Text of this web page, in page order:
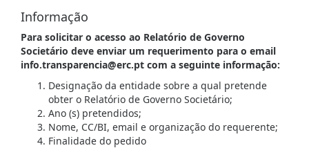
Informação
Para solicitar o acesso ao Relatório de Governo
Societário deve enviar um requerimento para o email
info.transparencia@erc.pt com a seguinte informação:
Designação da entidade sobre a qual pretende
obter o Relatório de Governo Societário;
Ano (s) pretendidos;
Nome, CC/BI, email e organização do requerente;
Finalidade do pedido